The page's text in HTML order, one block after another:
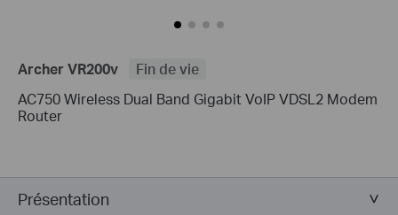
Archer VR200v
Fin de vie
AC750 Wireless Dual Band Gigabit VoIP VDSL2 Modem
Router
Présentation